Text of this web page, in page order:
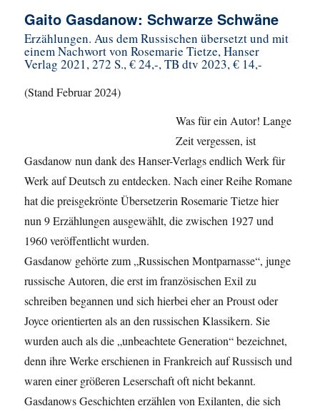
Gaito Gasdanow: Schwarze Schwäne
Erzählungen. Aus dem Russischen übersetzt und mit
einem Nachwort von Rosemarie Tietze, Hanser
Verlag 2021, 272 S., € 24,-, TB dtv 2023, € 14,-
(Stand Februar 2024)
Was für ein Autor! Lange
Zeit vergessen, ist
Gasdanow nun dank des Hanser-Verlags endlich Werk für
Werk auf Deutsch zu entdecken. Nach einer Reihe Romane
hat die preisgekrönte Übersetzerin Rosemarie Tietze hier
nun 9 Erzählungen ausgewählt, die zwischen 1927 und
1960 veröffentlicht wurden.
Gasdanow gehörte zum „Russischen Montparnasse“, junge
russische Autoren, die erst im französischen Exil zu
schreiben begannen und sich hierbei eher an Proust oder
Joyce orientierten als an den russischen Klassikern. Sie
wurden auch als die „unbeachtete Generation“ bezeichnet,
denn ihre Werke erschienen in Frankreich auf Russisch und
waren einer größeren Leserschaft oft nicht bekannt.
Gasdanows Geschichten erzählen von Exilanten, die sich